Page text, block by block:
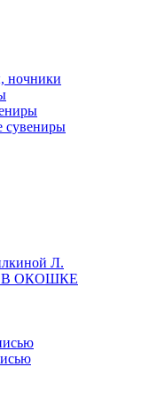
ночники
сувениры
Л.
В ОКОШКЕ